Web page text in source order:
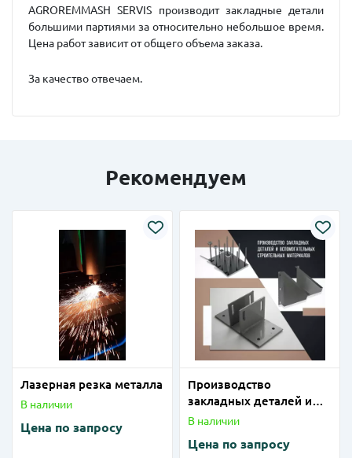
AGROREMMASH SERVIS производит закладные детали
большими партиями за относительно небольшое время.
Цена работ зависит от общего объема заказа.
За качество отвечаем.
Рекомендуем
Лазерная резка металла
В наличии
Цена по запросу
Производство
закладных деталей и
вспомогательных
материалов
В наличии
Цена по запросу